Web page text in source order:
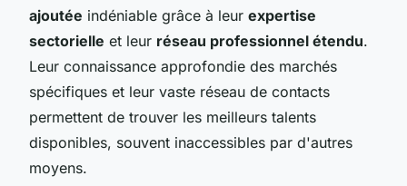
ajoutée indéniable grâce à leur expertise
sectorielle et leur réseau professionnel étendu.
Leur connaissance approfondie des marchés
spécifiques et leur vaste réseau de contacts
permettent de trouver les meilleurs talents
disponibles, souvent inaccessibles par d'autres
moyens.